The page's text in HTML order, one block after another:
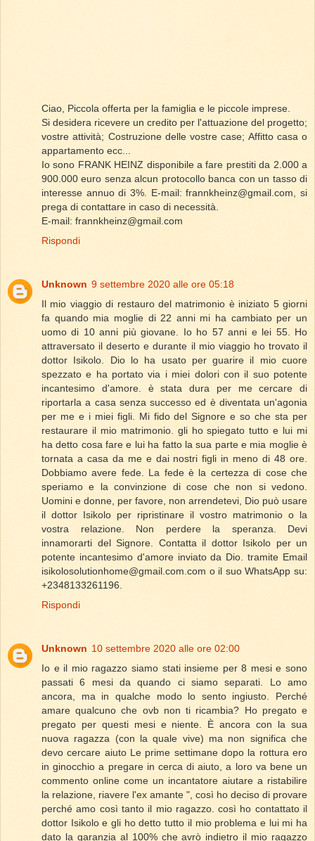
Ciao, Piccola offerta per la famiglia e le piccole imprese.
Si desidera ricevere un credito per l'attuazione del progetto;
vostre attività; Costruzione delle vostre case; Affitto casa o
appartamento ecc...
Io sono FRANK HEINZ disponibile a fare prestiti da 2.000 a
900.000 euro senza alcun protocollo banca con un tasso di
interesse annuo di 3%. E-mail: frannkheinz@gmail.com, si
prega di contattare in caso di necessità.
E-mail: frannkheinz@gmail.com
Rispondi
Unknown 9 settembre 2020 alle ore 05:18
Il mio viaggio di restauro del matrimonio è iniziato 5 giorni
fa quando mia moglie di 22 anni mi ha cambiato per un
uomo di 10 anni più giovane. Io ho 57 anni e lei 55. Ho
attraversato il deserto e durante il mio viaggio ho trovato il
dottor Isikolo. Dio lo ha usato per guarire il mio cuore
spezzato e ha portato via i miei dolori con il suo potente
incantesimo d'amore. è stata dura per me cercare di
riportarla a casa senza successo ed è diventata un'agonia
per me e i miei figli. Mi fido del Signore e so che sta per
restaurare il mio matrimonio. gli ho spiegato tutto e lui mi
ha detto cosa fare e lui ha fatto la sua parte e mia moglie è
tornata a casa da me e dai nostri figli in meno di 48 ore.
Dobbiamo avere fede. La fede è la certezza di cose che
speriamo e la convinzione di cose che non si vedono.
Uomini e donne, per favore, non arrendetevi, Dio può usare
il dottor Isikolo per ripristinare il vostro matrimonio o la
vostra relazione. Non perdere la speranza. Devi
innamorarti del Signore. Contatta il dottor Isikolo per un
potente incantesimo d'amore inviato da Dio. tramite Email
isikolosolutionhome@gmail.com.com o il suo WhatsApp su:
+2348133261196.
Rispondi
Unknown 10 settembre 2020 alle ore 02:00
Io e il mio ragazzo siamo stati insieme per 8 mesi e sono
passati 6 mesi da quando ci siamo separati. Lo amo
ancora, ma in qualche modo lo sento ingiusto. Perché
amare qualcuno che ovb non ti ricambia? Ho pregato e
pregato per questi mesi e niente. È ancora con la sua
nuova ragazza (con la quale vive) ma non significa che
devo cercare aiuto Le prime settimane dopo la rottura ero
in ginocchio a pregare in cerca di aiuto, a loro va bene un
commento online come un incantatore aiutare a ristabilire
la relazione, riavere l'ex amante ", così ho deciso di provare
perché amo così tanto il mio ragazzo. così ho contattato il
dottor Isikolo e gli ho detto tutto il mio problema e lui mi ha
dato la garanzia al 100% che avrò indietro il mio ragazzo